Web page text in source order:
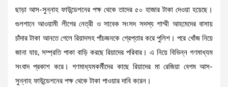
ছাড়া আস-সুন্নাহ ফাউন্ডেশনের পক্ষ থেকে তাদের ৫০ হাজার টাকা দেওয়া হয়েছে।
গুলশানে আওয়ামী লীগের নেত্রী ও সাবেক সংসদ সদস্য শাম্মী আহমেদের বাসায়
চাঁদার টাকা আনতে গেলে রিয়াদসহ পাঁচজনকে গ্রেপ্তার করে পুলিশ। পরে খোঁজ নিয়ে
জানা যায়, সম্প্রতি পাকা বাড়ি করছে রিয়াদের পরিবার। এ নিয়ে বিভিন্ন গণমাধ্যম
সংবাদ প্রকাশ করে। গণমাধ্যমকর্মীদের কাছে রিয়াদের মা রেজিয়া বেগম আস-
সুন্নাহ ফাউন্ডেশনের পক্ষ থেকে টাকা পাওয়ার দাবি করেন।